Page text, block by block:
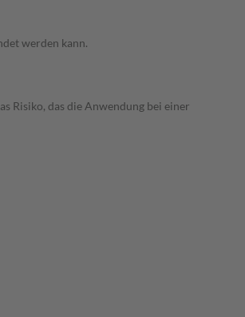
werden kann.
Risiko, das die Anwendung bei einer